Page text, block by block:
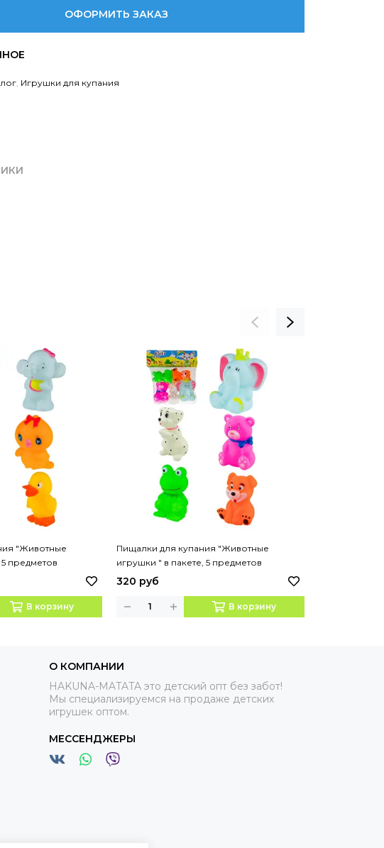
ОФОРМИТЬ ЗАКАЗ
Игрушки для купания
"Животные
предметов
В корзину
Пищалки для купания "Животные
игрушки " в пакете, 5 предметов
320 руб
В корзину
О КОМПАНИИ
HAKUNA-MATATA это детский опт без забот!
Мы специализируемся на продаже детских
игрушек оптом.
МЕССЕНДЖЕРЫ